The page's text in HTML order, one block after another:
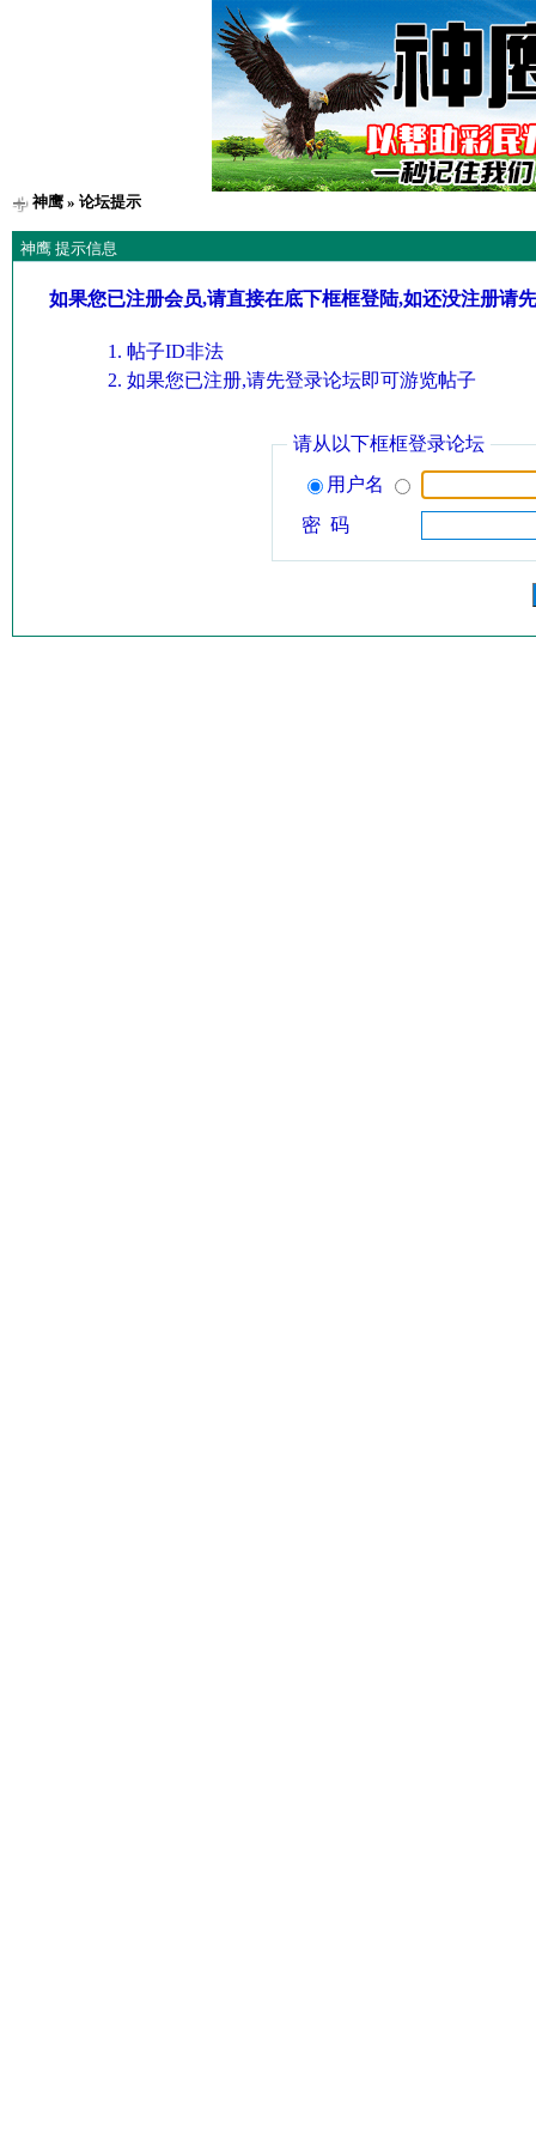
神鹰» 论坛提示
神鹰 提示信息
如果您已注册会员,请直接在底下框框登陆,如还没注册请
帖子ID非法
如果您已注册,请先登录论坛即可游览帖子
请从以下框框登录论坛
用户名
密 码